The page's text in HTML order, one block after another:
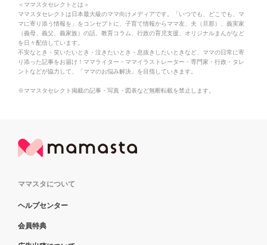
＜ママスタセレクトとは＞
ママスタセレクトは日本最大級のママ向けメディアです。「いつでも、どこでも、マ
マに寄り添う情報を」をコンセプトに、子育て情報からママ友、夫（旦那）、義実家
（義母、義父、義家族）の話、教育コラム、行政の育児支援、オリジナルまんがなど
を日々配信しています。
不安なとき・笑いたいとき・泣きたいとき・息抜きしたいときなど、ママの日常に寄
り添った記事をお届け！ママライター・ママイラストレーター・専門家・行政・タレ
ントなどが協力して、「ママのお悩み解決」を目指していきます。
※ママスタセレクト掲載の記事・写真・図表など無断転載を禁止します。
ママスタについて
ヘルプセンター
会員特典